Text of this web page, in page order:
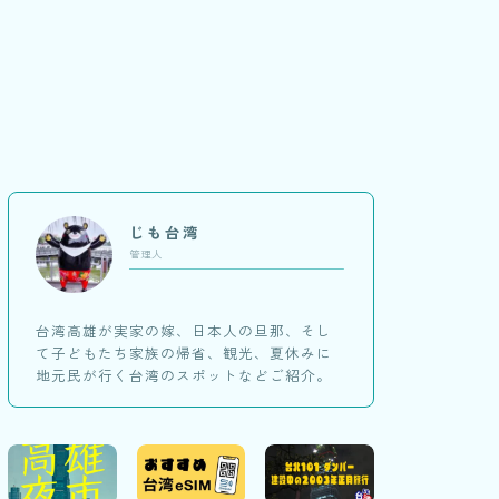
じも台湾
管理人
台湾高雄が実家の嫁、日本人の旦那、そし
て子どもたち家族の帰省、観光、夏休みに
地元民が行く台湾のスポットなどご紹介。